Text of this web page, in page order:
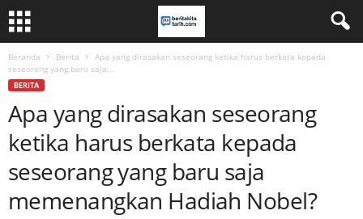
Beranda Berita
Apa yang dirasakan seseorang ketika harus berkata kepada
seseorang yang baru saja...
BERITA
Apa yang dirasakan seseorang
ketika harus berkata kepada
seseorang yang baru saja
memenangkan Hadiah Nobel?